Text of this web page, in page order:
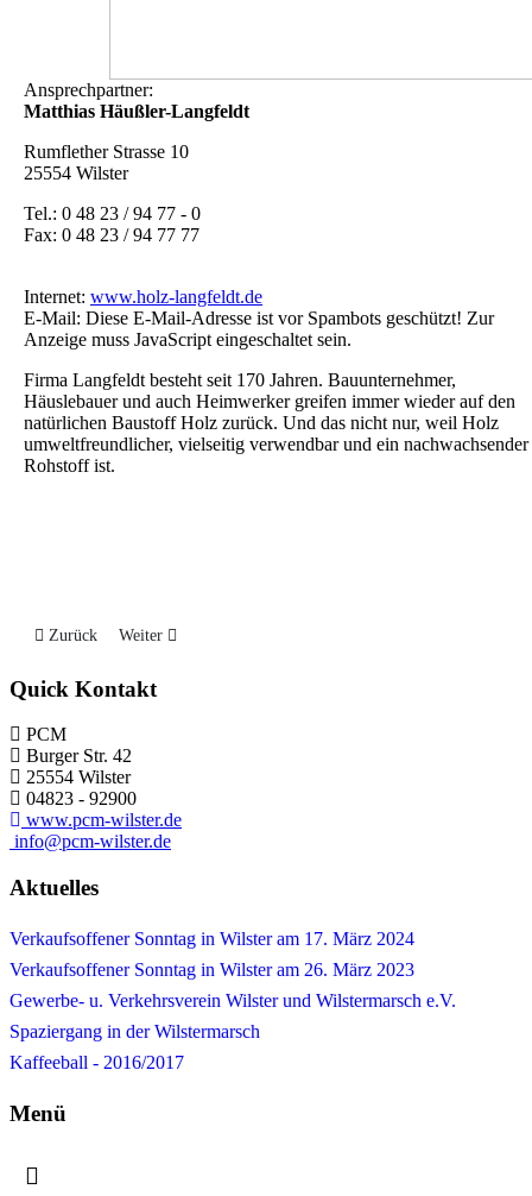
Ansprechpartner:
Matthias Häußler-Langfeldt
Rumflether Strasse 10
25554 Wilster
Tel.: 0 48 23 / 94 77 - 0
Fax: 0 48 23 / 94 77 77
Internet: www.holz-langfeldt.de
E-Mail: Diese E-Mail-Adresse ist vor Spambots geschützt! Zur
Anzeige muss JavaScript eingeschaltet sein.
Firma Langfeldt besteht seit 170 Jahren. Bauunternehmer,
Häuslebauer und auch Heimwerker greifen immer wieder auf den
natürlichen Baustoff Holz zurück. Und das nicht nur, weil Holz
umweltfreundlicher, vielseitig verwendbar und ein nachwachsender
Rohstoff ist.
Vorheriger Beitrag: Edeka - Maron
Zurück Nächster Beitrag: Lamberty Fahrräder & mehr
Weiter
Quick Kontakt
PCM
Burger Str. 42
25554 Wilster
04823 - 92900
www.pcm-wilster.de
info@pcm-wilster.de
Aktuelles
Verkaufsoffener Sonntag in Wilster am 17. März 2024
Verkaufsoffener Sonntag in Wilster am 26. März 2023
Gewerbe- u. Verkehrsverein Wilster und Wilstermarsch e.V.
Spaziergang in der Wilstermarsch
Kaffeeball - 2016/2017
Menü